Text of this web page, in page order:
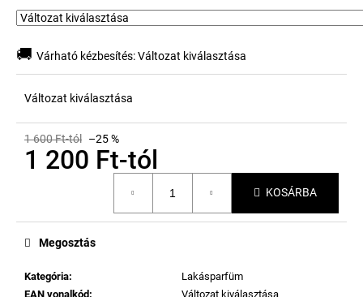
🚚 Várható kézbesítés:Változat kiválasztása
Változat kiválasztása
1 600 Ft-tól –25 %
1 200 Ft-tól
KOSÁRBA
Kategória:
Lakásparfüm
EAN vonalkód : Változat kiválasztása
Megosztás